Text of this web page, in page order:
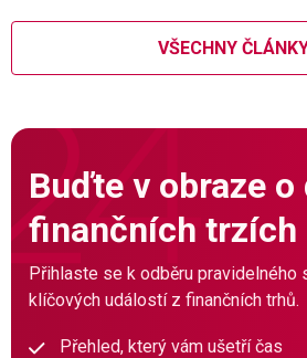
VŠECHNY
Buďte v obraze o
finančních trzích
Přihlaste se k odběru pravidelného
klíčových událostí z finančních trhů.
Přehled, který vám ušetří čas